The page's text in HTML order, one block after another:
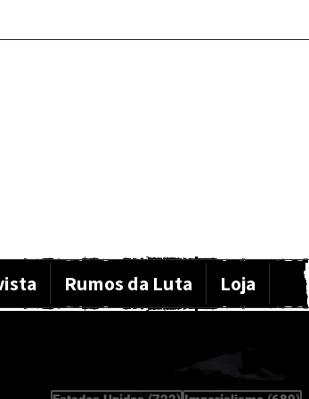
Rumos da Luta Loja